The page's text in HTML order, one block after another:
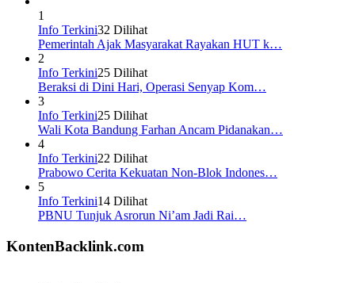
1
Info Terkini32 Dilihat
Pemerintah Ajak Masyarakat Rayakan HUT k…
2
Info Terkini25 Dilihat
Beraksi di Dini Hari, Operasi Senyap Kom…
3
Info Terkini25 Dilihat
Wali Kota Bandung Farhan Ancam Pidanakan…
4
Info Terkini22 Dilihat
Prabowo Cerita Kekuatan Non-Blok Indones…
5
Info Terkini14 Dilihat
PBNU Tunjuk Asrorun Ni’am Jadi Rai…
KontenBacklink.com